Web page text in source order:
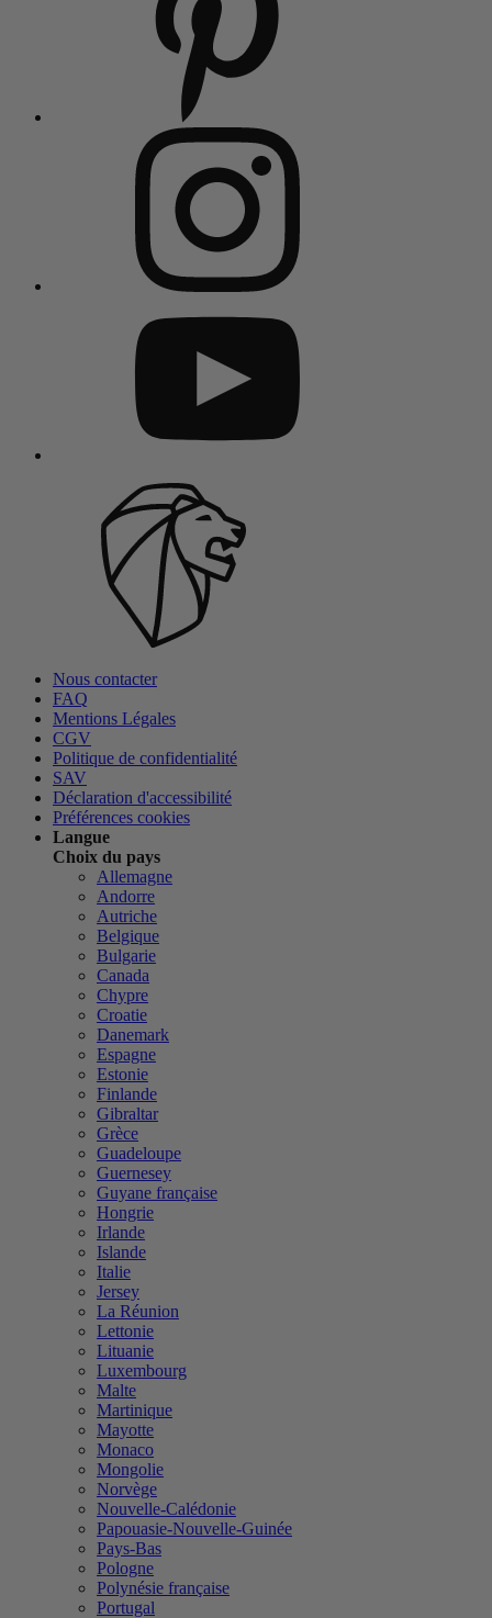
Nous contacter
FAQ
Mentions Légales
CGV
Politique de confidentialité
SAV
Déclaration d'accessibilité
Préférences cookies
Langue
Choix du pays
Allemagne
Andorre
Autriche
Belgique
Bulgarie
Canada
Chypre
Croatie
Danemark
Espagne
Estonie
Finlande
Gibraltar
Grèce
Guadeloupe
Guernesey
Guyane française
Hongrie
Irlande
Islande
Italie
Jersey
La Réunion
Lettonie
Lituanie
Luxembourg
Malte
Martinique
Mayotte
Monaco
Mongolie
Norvège
Nouvelle-Calédonie
Papouasie-Nouvelle-Guinée
Pays-Bas
Pologne
Polynésie française
Portugal